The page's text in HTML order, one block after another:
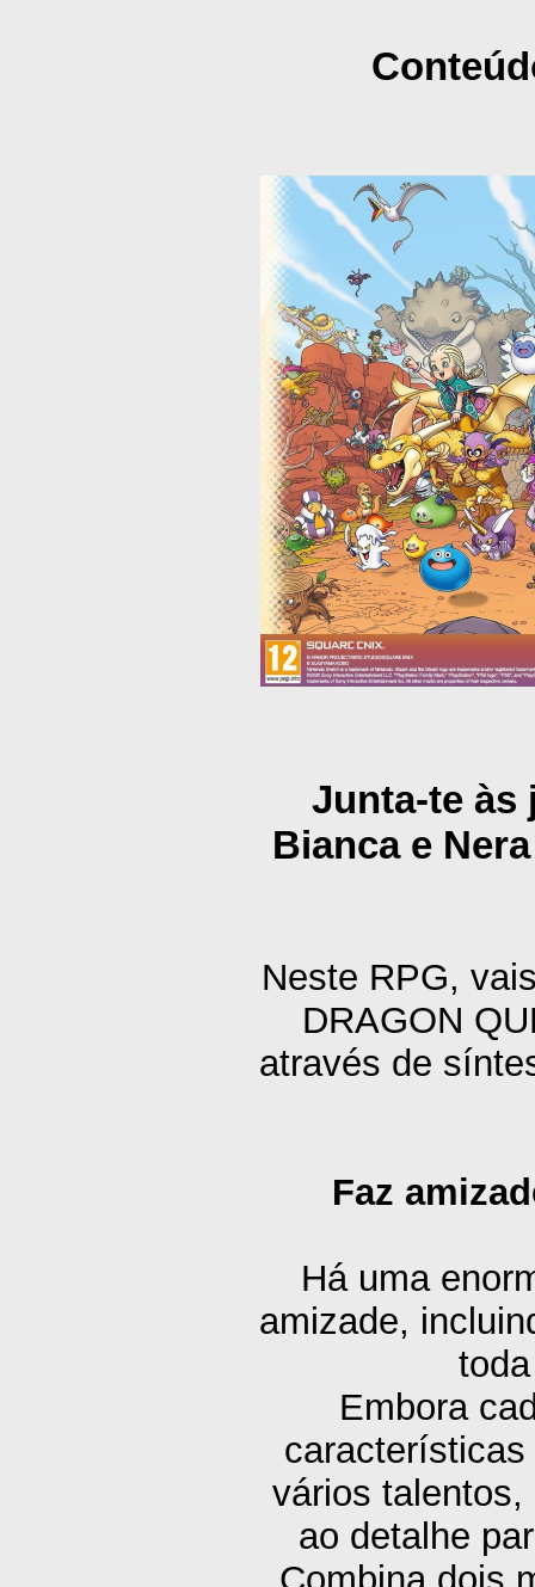
Junta-te às
Bianca e
Neste RPG,
DRAGON
através de
Faz
Há uma
amizade,
Embora
vários talentos,
ao detalhe